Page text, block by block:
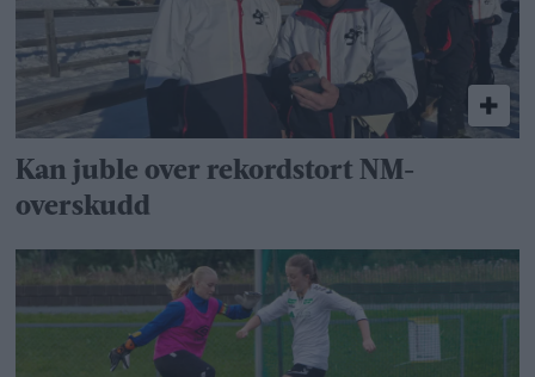
Kan juble over rekordstort NM-
overskudd